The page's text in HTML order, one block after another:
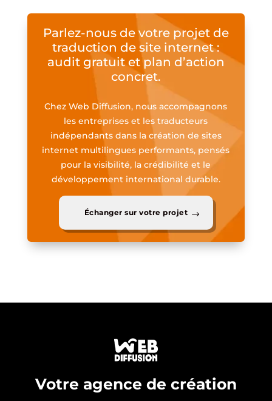
Parlez-nous de votre projet de
traduction de site internet :
audit gratuit et plan d’action
concret.
Chez Web Diffusion, nous accompagnons
les entreprises et les traducteurs
indépendants dans la création de sites
internet multilingues performants, pensés
pour la visibilité, la crédibilité et le
développement international durable.
Échanger sur votre projet
Votre agence de création